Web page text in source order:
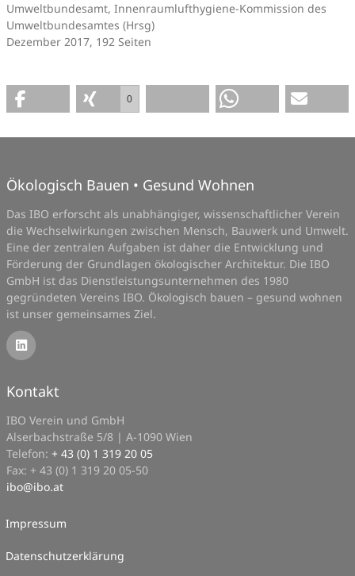
Umweltbundesamt, Innenraumlufthygiene-Kommission des
Umweltbundesamtes (Hrsg)
Dezember 2017, 192 Seiten
0
Ökologisch Bauen • Gesund Wohnen
Das IBO erforscht als unabhängiger, wissenschaftlicher Verein
die Wechselwirkungen zwischen Mensch, Bauwerk und Umwelt.
Eine der zentralen Aufgaben ist daher die Entwicklung und
Förderung der Grundlagen ökologischer Architektur. Die IBO
GmbH ist das Dienstleistungsunternehmen des 1980
gegründeten Vereins IBO. Ökologisch bauen – gesund wohnen
ist unser gemeinsames Ziel.
Kontakt
IBO Verein und GmbH
Alserbachstraße 5/8 | A-1090 Wien
Telefon: + 43 (0) 1 319 20 05
Fax: + 43 (0) 1 319 20 05-50
ibo@ibo.at
Impressum
Datenschutzerklärung